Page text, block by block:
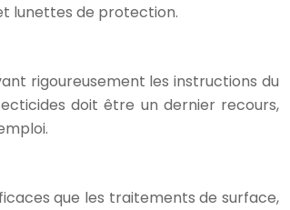
lunettes de protection.
rigoureusement les instructions du
doit être un dernier recours,
que les traitements de surface,